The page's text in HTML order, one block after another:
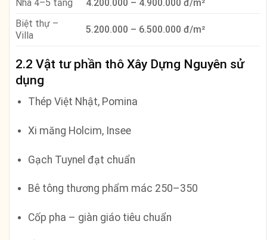
Nhà 4–5 tầng
4.200.000 – 4.900.000 đ/m²
Biệt thự –
Villa
5.200.000 – 6.500.000 đ/m²
2.2 Vật tư phần thô Xây Dựng Nguyên sử
dụng
Thép Việt Nhật, Pomina
Xi măng Holcim, Insee
Gạch Tuynel đạt chuẩn
Bê tông thương phẩm mác 250–350
Cốp pha – giàn giáo tiêu chuẩn